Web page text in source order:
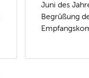
Juni des
Begrüßung